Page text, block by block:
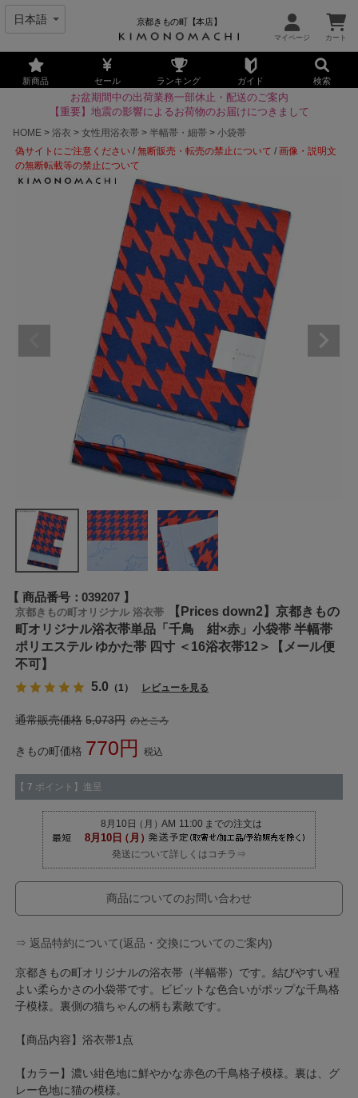
京都きもの町【本店】
新商品 セール ランキング ガイド 検索
お盆期間中の出荷業務一部休止・配送のご案内
【重要】地震の影響によるお荷物のお届けにつきまして
HOME
浴衣 女性用浴衣帯 半幅帯・細帯
小袋帯
偽サイトにご注意ください /無断販売・転売の禁止について /画像・説明文
の無断転載等の禁止について
商品番号 039207
京都きもの町オリジナル 浴衣帯
【Prices down2】京都きもの
町オリジナル浴衣帯単品「千鳥 紺×赤」小袋帯 半幅帯
ポリエステル ゆかた帯 四寸 ＜16浴衣帯12＞【メール便
不可】
5.0 （1） レビューを見る
通常販売価格 5,073 のところ
きもの町価格 770 税込
【 7 ポイント】進呈
発送について詳しくはコチラ⇒
商品についてのお問い合わせ
⇒ 返品特約について(返品・交換についてのご案内)
京都きもの町オリジナルの浴衣帯（半幅帯）です。結びやすい程
よい柔らかさの小袋帯です。ビビットな色合いがポップな千鳥格
子模様。裏側の猫ちゃんの柄も素敵です。
【商品内容】浴衣帯1点
【カラー】濃い紺色地に鮮やかな赤色の千鳥格子模様。裏は、グ
レー色地に猫の模様。